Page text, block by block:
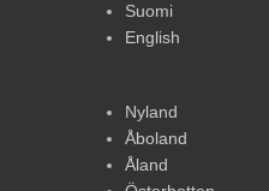
Suomi
English
Nyland
Åboland
Åland